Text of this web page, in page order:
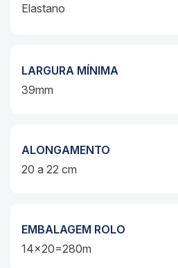
Elastano
LARGURA MÍNIMA
39mm
ALONGAMENTO
20 a 22 cm
EMBALAGEM ROLO
14x20=280m